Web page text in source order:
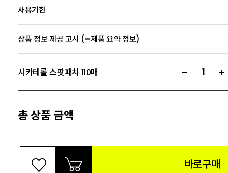
사용기한
상품 정보 제공 고시 (=제품 요약 정보)
시카테롤 스팟패치 110매
총 상품 금액
바로구매